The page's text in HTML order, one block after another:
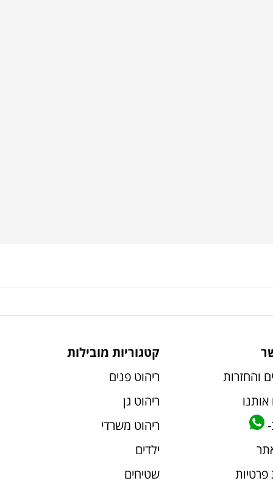
והחזרות
פרטיות
קטגוריות מובילות
ריהוט פנים
ריהוט גן
ריהוט משרדי
ילדים
שטיחים